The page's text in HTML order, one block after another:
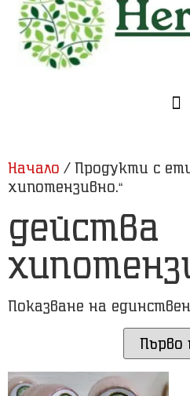
Начало / Продукти с
хипотензивно.“
действа
Показване на